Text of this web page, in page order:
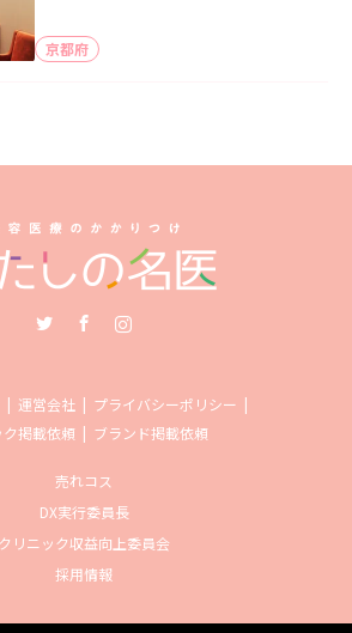
京都府
運営会社
プライバシーポリシー
掲載依頼
ブランド掲載依頼
売れコス
DX実行委員長
クリニック収益向上委員会
採用情報